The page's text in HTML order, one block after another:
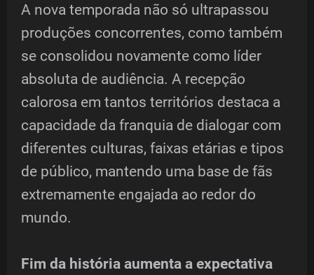
A nova temporada não só ultrapassou
produções concorrentes, como também
se consolidou novamente como líder
absoluta de audiência. A recepção
calorosa em tantos territórios destaca a
capacidade da franquia de dialogar com
diferentes culturas, faixas etárias e tipos
de público, mantendo uma base de fãs
extremamente engajada ao redor do
mundo.
Fim da história aumenta a expectativa